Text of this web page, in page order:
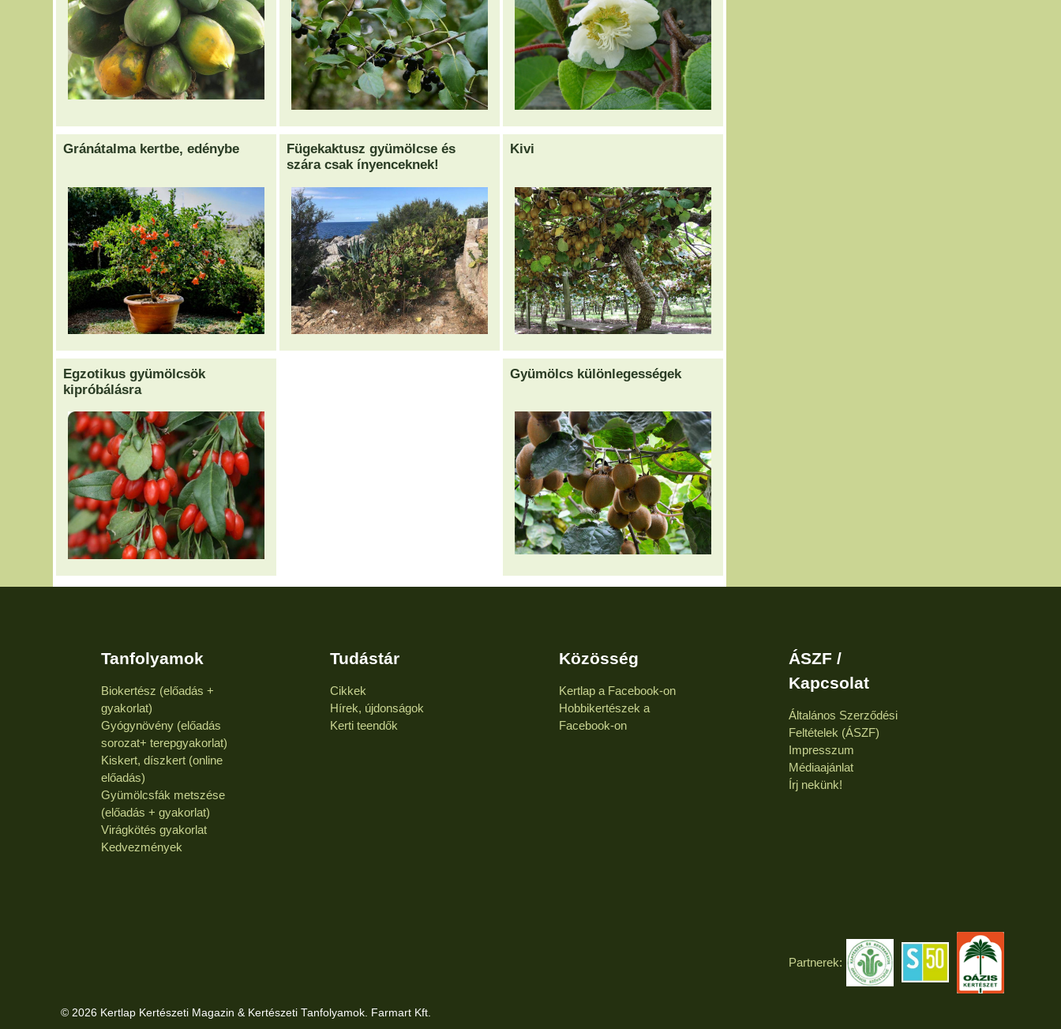
Gránátalma kertbe, edénybe
Fügekaktusz gyümölcse és
szára csak ínyenceknek!
Kivi
Egzotikus gyümölcsök
kipróbálásra
Gyümölcs különlegességek
Tanfolyamok
Biokertész (előadás +
gyakorlat)
Gyógynövény (előadás
sorozat+ terepgyakorlat)
Kiskert, díszkert (online
előadás)
Gyümölcsfák metszése
(előadás + gyakorlat)
Virágkötés gyakorlat
Kedvezmények
Tudástár
Cikkek
Hírek, újdonságok
Kerti teendők
Közösség
Kertlap a Facebook-on
Hobbikertészek a
Facebook-on
ÁSZF /
Kapcsolat
Általános Szerződési
Feltételek (ÁSZF)
Impresszum
Médiaajánlat
Írj nekünk!
Partnerek:
© 2026 Kertlap Kertészeti Magazin & Kertészeti Tanfolyamok. Farmart Kft.